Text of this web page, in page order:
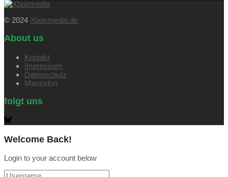
© 2024 Xboxmedia.de
About us
Kontakt
Impressum
Datenschutz
Mastodon
folgt uns
Welcome Back!
Login to your account below